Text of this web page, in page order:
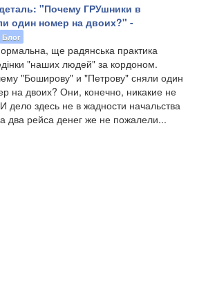
"Почему ГРУшники в
один номер на двоих?" -
Блог
ще радянська практика
"наших людей" за кордоном.
"Боширову" и "Петрову" сняли один
на двоих? Они, конечно, никакие не
дело здесь не в жадности начальства
два рейса денег же не пожалели...